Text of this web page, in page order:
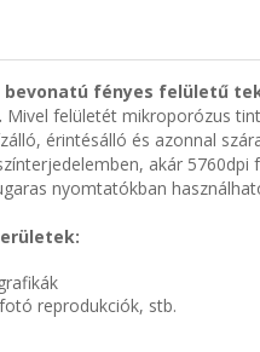
bevonatú fényes felületű
Mivel felületét mikroporózus
érintésálló és azonnal
akár
nyomtatókban
reprodukciók, stb.